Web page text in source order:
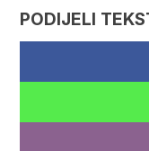
PODIJELI